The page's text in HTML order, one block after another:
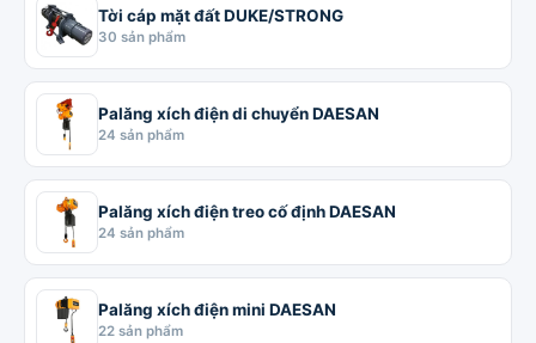
Tời cáp mặt đất DUKE/STRONG
30 sản phẩm
Palăng xích điện di chuyển DAESAN
24 sản phẩm
Palăng xích điện treo cố định DAESAN
24 sản phẩm
Palăng xích điện mini DAESAN
22 sản phẩm